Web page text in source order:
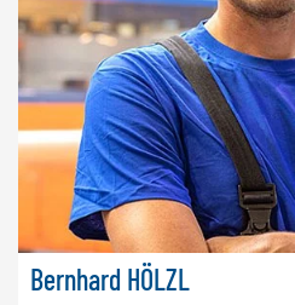
Bernhard HÖLZL